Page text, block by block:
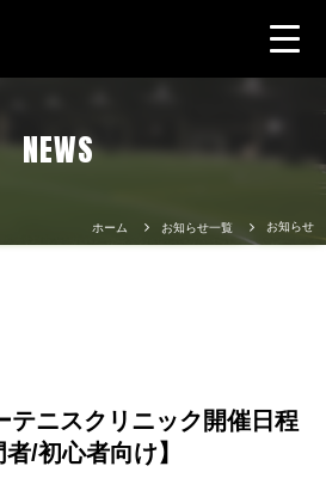
NEWS
ホーム お知らせ一覧 お知らせ
テニスクリニック開催日程
者/初心者向け】